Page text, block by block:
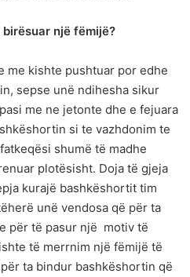
një fëmijë?
me kishte pushtuar por edhe
sepse unë ndihesha sikur
me ne jetonte dhe e fejuara
si te vazhdonim te
shumë të madhe
plotësisht. Doja të gjeja
kurajë bashkëshortit tim
unë vendosa që për ta
për të pasur një motiv të
të merrnim një fëmijë të
ta bindur bashkëshortin që